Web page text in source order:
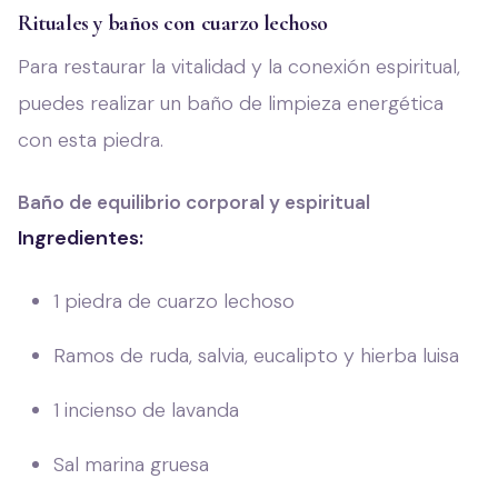
Rituales y baños con cuarzo lechoso
Para restaurar la vitalidad y la conexión espiritual,
puedes realizar un baño de limpieza energética
con esta piedra.
Baño de equilibrio corporal y espiritual
Ingredientes:
1 piedra de cuarzo lechoso
Ramos de ruda, salvia, eucalipto y hierba luisa
1 incienso de lavanda
Sal marina gruesa